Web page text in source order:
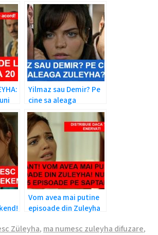
Yilmaz sau Demir? Pe
cine sa aleaga
Zuleyha?
Vom avea mai putine
episoade din Zuleyha
Züleyha, ma numesc zuleyha difuzare,